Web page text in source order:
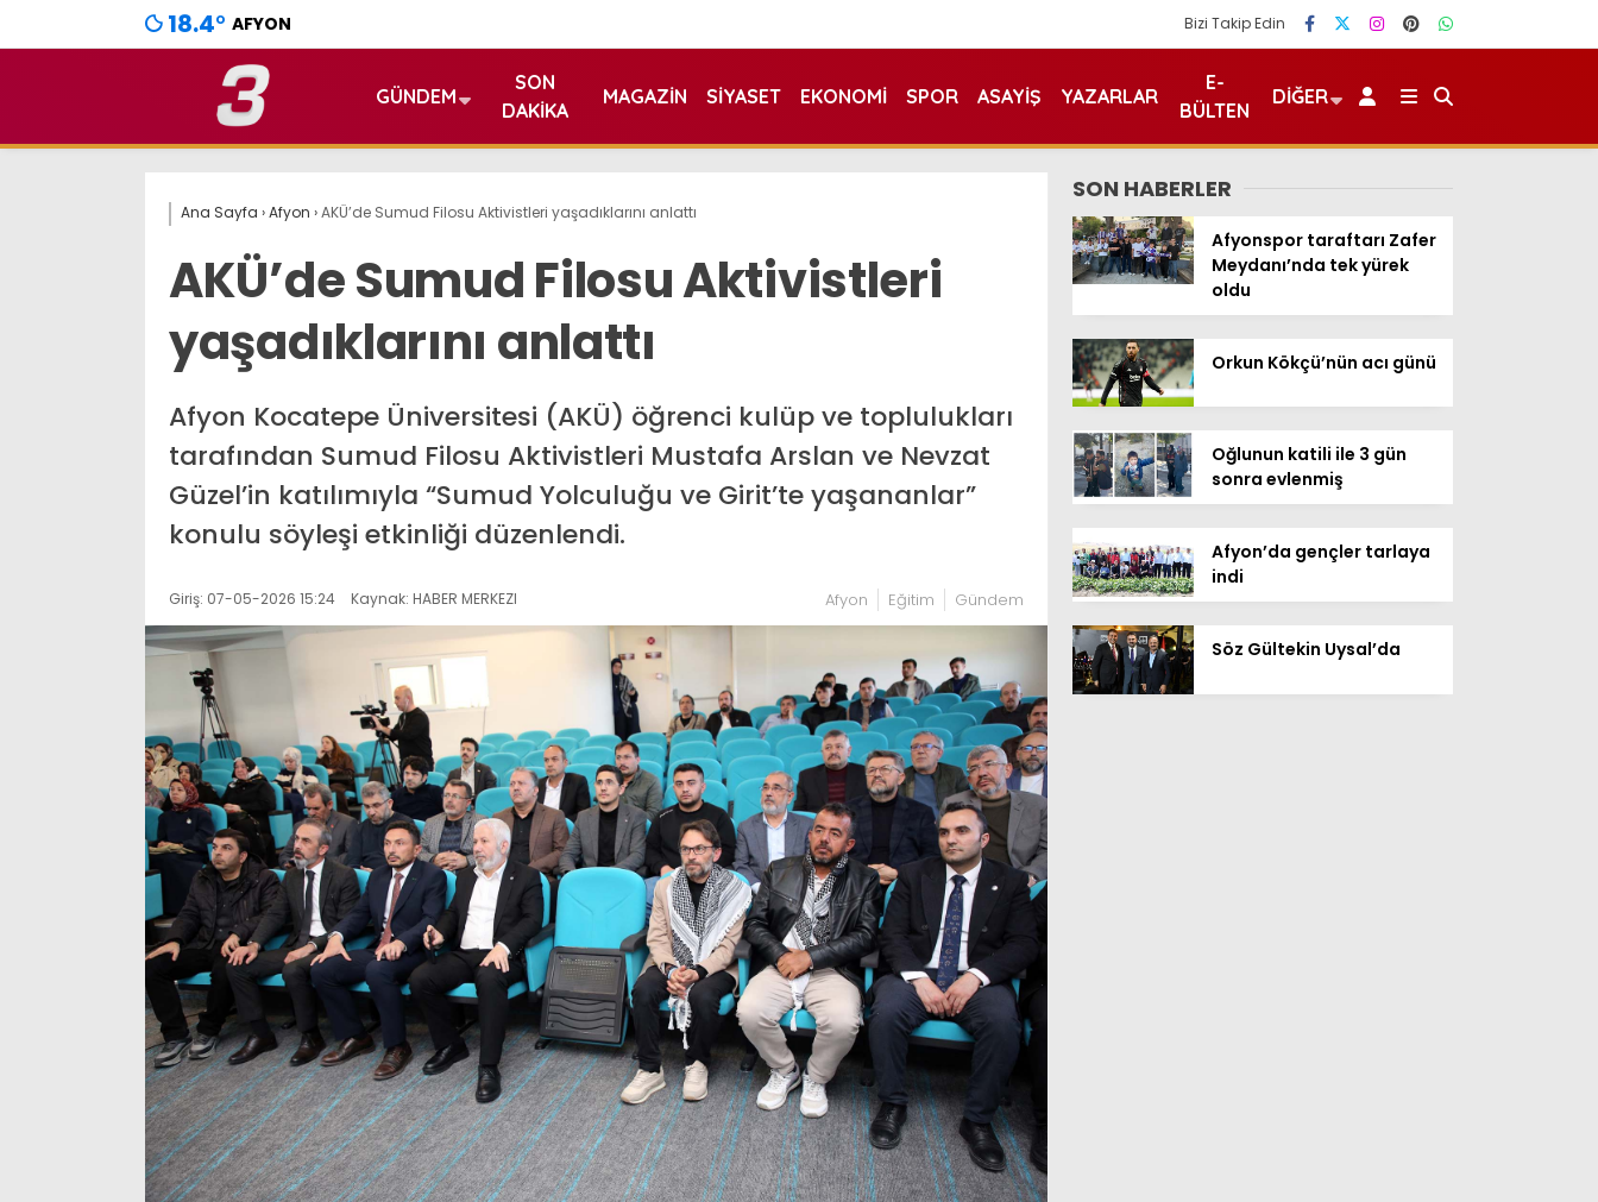
18.4° AFYON Bizi Takip Edin
GÜNDEM
SON
DAKIKA
MAGAZIN SIYASET EKONOMI SPOR ASAYIŞ YAZARLAR
E-
BÜLTEN
DIĞER
Ana Sayfa ›Afyon ›AKÜ’de Sumud Filosu Aktivistleri yaşadıklarını anlattı
AKÜ’de Sumud Filosu Aktivistleri
yaşadıklarını anlattı
Afyon Kocatepe Üniversitesi (AKÜ) öğrenci kulüp ve toplulukları
tarafından Sumud Filosu Aktivistleri Mustafa Arslan ve Nevzat
Güzel’in katılımıyla “Sumud Yolculuğu ve Girit’te yaşananlar”
konulu söyleşi etkinliği düzenlendi.
Giriş: 07-05-2026 15:24 Kaynak: HABER MERKEZI Afyon Eğitim Gündem
SON HABERLER
Afyonspor taraftarı Zafer
Meydanı’nda tek yürek
oldu
Orkun Kökçü’nün acı günü
Oğlunun katili ile 3 gün
sonra evlenmiş
Afyon’da gençler tarlaya
indi
Söz Gültekin Uysal’da